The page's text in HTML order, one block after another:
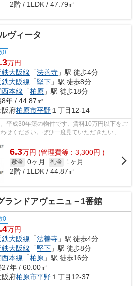
2階 / 1LDK / 47.79㎡
ヴィータ
0
万円
鉄大阪線 「法善寺 」駅 徒歩4分
鉄大阪線 「堅下 」駅 徒歩8分
西本線 「柏原 」駅 徒歩18分
8年 / 44.87㎡
阪府柏原市平野 １丁目12-14
平成30年築の物件です。賃料10万円以下をご
せください。ぜひ一度見ていただきたい、
ム・ホー...
6.3万円 (管理費等：3,300円 )
敷金 0ヶ月 礼金
1ヶ月
2階 / 1LDK / 44.87㎡
ランドアヴェニュ－1番館
0
万円
鉄大阪線 「法善寺 」駅 徒歩4分
鉄大阪線 「堅下 」駅 徒歩8分
西本線 「柏原 」駅 徒歩16分
27年 / 60.00㎡
阪府柏原市平野１丁目12-37